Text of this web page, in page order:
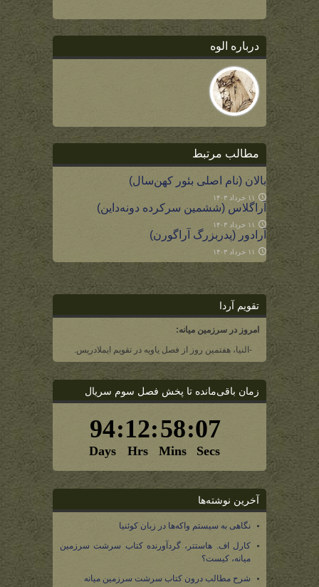
درباره الوه
مطالب مرتبط
بالان (نام اصلی بئور کهن‌سال)
۱۱ خرداد ۱۴۰۳
آراگلاس (ششمین سرکرده دونه‌داین)
۱۱ خرداد ۱۴۰۳
آرادور (پدربزرگ آراگورن)
۱۱ خرداد ۱۴۰۳
تقویم آردا
امروز در سرزمین میانه:
-النیا، هفتمین روز از فصل یاویه در تقویم ایملادریس.
زمان باقی‌مانده تا پخش فصل سوم سریال
آخرین نوشته‌ها
نگاهی به سیستم واکه‌ها در زبان کوئنیا
کارل اف. هاستتر، گردآورنده کتاب سرشت سرزمین
میانه، کیست؟
شرح مطالب درون کتاب سرشت سرزمین میانه